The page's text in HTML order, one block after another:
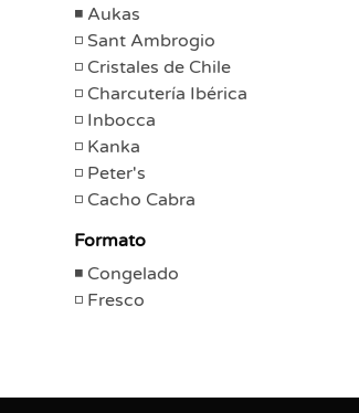
Aukas
Sant Ambrogio
Cristales de Chile
Charcutería Ibérica
Inbocca
Kanka
Peter's
Cacho Cabra
Formato
Congelado
Fresco